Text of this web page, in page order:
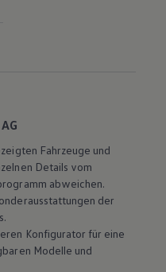
Fahrzeuge und
Details vom
abweichen.
der
Konfigurator für eine
Modelle und